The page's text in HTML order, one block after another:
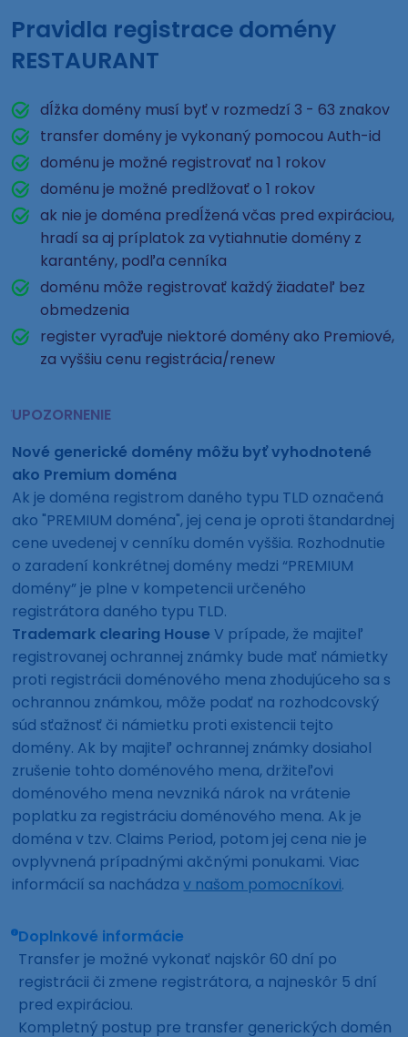
Pravidla registrace domény
RESTAURANT
dĺžka domény musí byť v rozmedzí 3 - 63 znakov
transfer domény je vykonaný pomocou Auth-id
doménu je možné registrovať na 1 rokov
doménu je možné predlžovať o 1 rokov
ak nie je doména predĺžená včas pred expiráciou,
hradí sa aj príplatok za vytiahnutie domény z
karantény, podľa cenníka
doménu môže registrovať každý žiadateľ bez
obmedzenia
register vyraďuje niektoré domény ako Premiové,
za vyššiu cenu registrácia/renew
UPOZORNENIE
Nové generické domény môžu byť vyhodnotené
ako Premium doména
Ak je doména registrom daného typu TLD označená
ako "PREMIUM doména", jej cena je oproti štandardnej
cene uvedenej v cenníku domén vyššia. Rozhodnutie
o zaradení konkrétnej domény medzi “PREMIUM
domény” je plne v kompetencii určeného
registrátora daného typu TLD.
Trademark clearing House V prípade, že majiteľ
registrovanej ochrannej známky bude mať námietky
proti registrácii doménového mena zhodujúceho sa s
ochrannou známkou, môže podať na rozhodcovský
súd sťažnosť či námietku proti existencii tejto
domény. Ak by majiteľ ochrannej známky dosiahol
zrušenie tohto doménového mena, držiteľovi
doménového mena nevzniká nárok na vrátenie
poplatku za registráciu doménového mena. Ak je
doména v tzv. Claims Period, potom jej cena nie je
ovplyvnená prípadnými akčnými ponukami. Viac
informácií sa nachádzav našom pomocníkovi.
Doplnkové informácie
Transfer je možné vykonať najskôr 60 dní po
registrácii či zmene registrátora, a najneskôr 5 dní
pred expiráciou.
Kompletný postup pre transfer generických domén